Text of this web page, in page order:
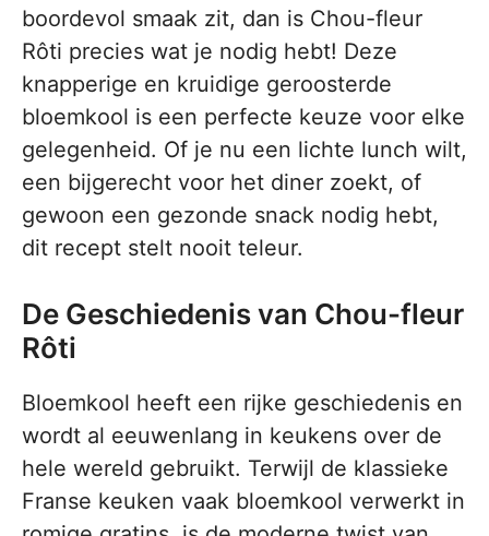
boordevol smaak zit, dan is Chou-fleur
Rôti precies wat je nodig hebt! Deze
knapperige en kruidige geroosterde
bloemkool is een perfecte keuze voor elke
gelegenheid. Of je nu een lichte lunch wilt,
een bijgerecht voor het diner zoekt, of
gewoon een gezonde snack nodig hebt,
dit recept stelt nooit teleur.
De Geschiedenis van Chou-fleur
Rôti
Bloemkool heeft een rijke geschiedenis en
wordt al eeuwenlang in keukens over de
hele wereld gebruikt. Terwijl de klassieke
Franse keuken vaak bloemkool verwerkt in